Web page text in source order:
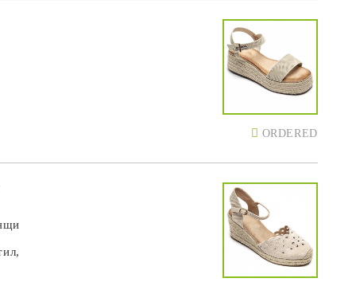
ORDERED